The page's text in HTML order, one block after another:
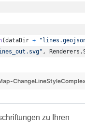
(dataDir +
, Renderers .
zu Ihren